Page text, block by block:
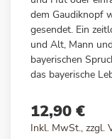
dem Gaudiknopf
gesendet. Ein
und Alt, Mann
bayerischen
das bayerische
12,90 €
Inkl. MwSt., zzgl.